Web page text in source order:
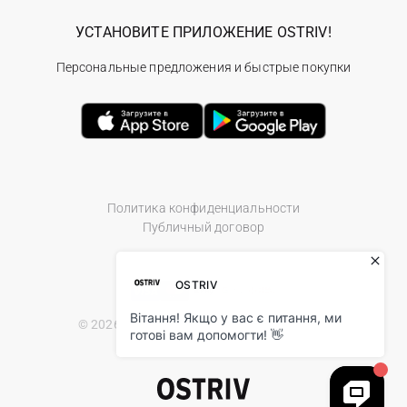
Политика конфиденциальности
Публичный договор
© 2026 Ostriv.ua Store. All Rights Reserved.
УСТАНОВИТЕ ПРИЛОЖЕНИЕ OSTRIV!
Персональные предложения и быстрые покупки